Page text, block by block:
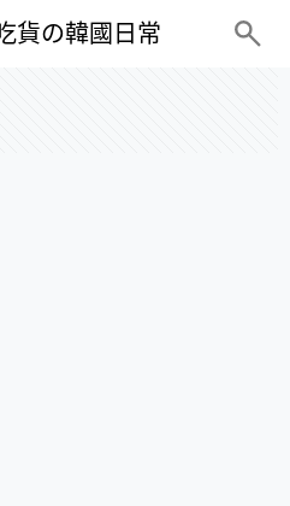
貨の韓國日常